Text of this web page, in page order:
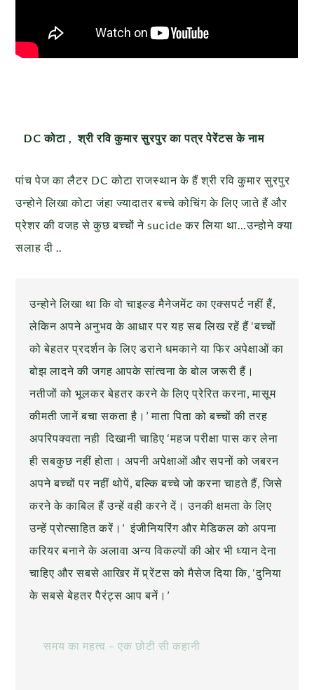
DC कोटा , श्री रवि कुमार सुरपुर का पत्र पेरेंटस के नाम
पांच पेज का लैटर DC कोटा राजस्थान के हैं श्री रवि कुमार सुरपुर
उन्होने लिखा कोटा जंहा ज्यादातर बच्चे कोचिंग के लिए जाते हैं और
प्रेशर की वजह से कुछ बच्चों ने sucide कर लिया था…उन्होने क्या
सलाह दी ..
उन्होने लिखा था कि वो चाइल्ड मैनेजमेंट का एक्सपर्ट नहीं हैं,
लेकिन अपने अनुभव के आधार पर यह सब लिख रहें हैं ‘बच्चों
को बेहतर प्रदर्शन के लिए डराने धमकाने या फिर अपेक्षाओं का
बोझ लादने की जगह आपके सांत्वना के बोल जरूरी हैं।
नतीजों को भूलकर बेहतर करने के लिए प्रेरित करना, मासूम
कीमती जानें बचा सकता है।’ माता पिता को बच्चों की तरह
अपरिपक्वता नही दिखानी चाहिए ‘महज परीक्षा पास कर लेना
ही सबकुछ नहीं होता। अपनी अपेक्षाओं और सपनों को जबरन
अपने बच्चों पर नहीं थोपें, बल्कि बच्चे जो करना चाहते हैं, जिसे
करने के काबिल हैं उन्हें वही करने दें। उनकी क्षमता के लिए
उन्हें प्रोत्साहित करें।’ इंजीनियरिंग और मेडिकल को अपना
करियर बनाने के अलावा अन्य विकल्पों की ओर भी ध्यान देना
चाहिए और सबसे आखिर में प्र्रेंटस को मैसेज दिया कि, ‘दुनिया
के सबसे बेहतर पैरंट्स आप बनें।’
समय का महत्व – एक छोटी सी कहानी